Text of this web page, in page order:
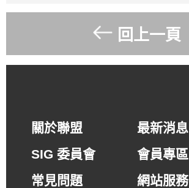
回上一頁
關於聯盟
最新消息
SIG 委員會
會員專區
常見問題
網站服務